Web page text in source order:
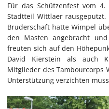
Für das Schützenfest vom
Stadtteil Wittlaer rausgeputzt.
Bruderschaft hatte Wimpel
den Masten angebracht
freuten sich auf den
David Kierstein als auch
Mitglieder des Tambourcorps
Unterstützung verzichten